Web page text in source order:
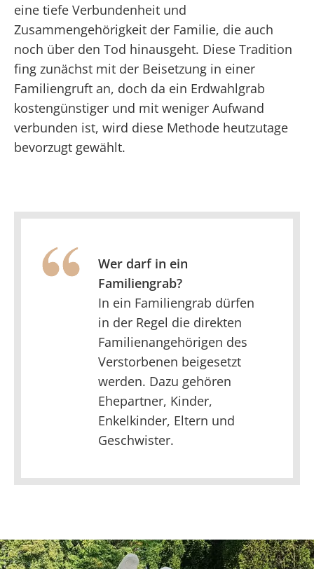
eine tiefe Verbundenheit und
Zusammengehörigkeit der Familie, die auch
noch über den Tod hinausgeht. Diese Tradition
fing zunächst mit der Beisetzung in einer
Familiengruft an, doch da ein Erdwahlgrab
kostengünstiger und mit weniger Aufwand
verbunden ist, wird diese Methode heutzutage
bevorzugt gewählt.
Wer darf in ein
Familiengrab?
In ein Familiengrab dürfen
in der Regel die direkten
Familienangehörigen des
Verstorbenen beigesetzt
werden. Dazu gehören
Ehepartner, Kinder,
Enkelkinder, Eltern und
Geschwister.